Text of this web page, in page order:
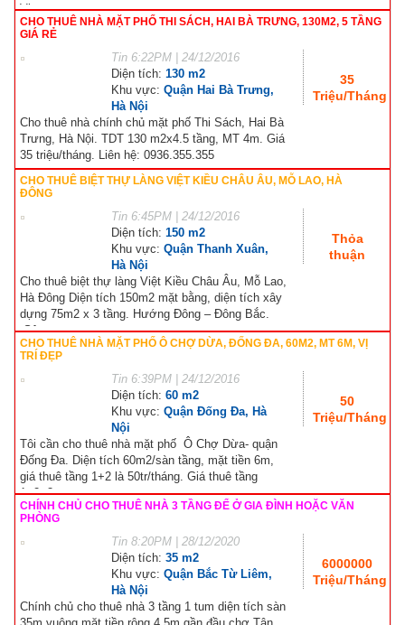
Vị...
CHO THUÊ NHÀ MẶT PHỐ THI SÁCH, HAI BÀ TRƯNG, 130M2, 5 TẦNG
GIÁ RẺ
Tin 6:22PM | 24/12/2016
Diện tích: 130 m2
Khu vực: Quận Hai Bà Trưng,
Hà Nội
35
Triệu/Tháng
Cho thuê nhà chính chủ mặt phố Thi Sách, Hai Bà
Trưng, Hà Nội. TDT 130 m2x4.5 tầng, MT 4m. Giá
35 triệu/tháng. Liên hệ: 0936.355.355
CHO THUÊ BIỆT THỰ LÀNG VIỆT KIỀU CHÂU ÂU, MỖ LAO, HÀ
ĐÔNG
Tin 6:45PM | 24/12/2016
Diện tích: 150 m2
Khu vực: Quận Thanh Xuân,
Hà Nội
Thỏa
thuận
Cho thuê biệt thự làng Việt Kiều Châu Âu, Mỗ Lao,
Hà Đông Diện tích 150m2 mặt bằng, diện tích xây
dựng 75m2 x 3 tầng. Hướng Đông – Đông Bắc.
Sân...
CHO THUÊ NHÀ MẶT PHỐ Ô CHỢ DỪA, ĐỐNG ĐA, 60M2, MT 6M, VỊ
TRÍ ĐẸP
Tin 6:39PM | 24/12/2016
Diện tích: 60 m2
Khu vực: Quận Đống Đa, Hà
Nội
50
Triệu/Tháng
Tôi cần cho thuê nhà mặt phố Ô Chợ Dừa- quận
Đống Đa. Diện tích 60m2/sàn tầng, mặt tiền 6m,
giá thuê tầng 1+2 là 50tr/tháng. Giá thuê tầng
1+2+3...
CHÍNH CHỦ CHO THUÊ NHÀ 3 TẦNG ĐỂ Ở GIA ĐÌNH HOẶC VĂN
PHÒNG
Tin 8:20PM | 28/12/2020
Diện tích: 35 m2
Khu vực: Quận Bắc Từ Liêm,
Hà Nội
6000000
Triệu/Tháng
Chính chủ cho thuê nhà 3 tầng 1 tum diện tích sàn
35m vuông mặt tiền rộng 4,5m gần đầu chợ Tân